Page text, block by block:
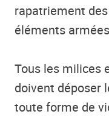
rapatriement
éléments
Tous les milices
doivent déposer
toute forme de